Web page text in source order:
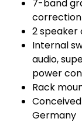
7-band
correction
2 speaker
Internal
audio,
power
Rack
Conceived
Germany